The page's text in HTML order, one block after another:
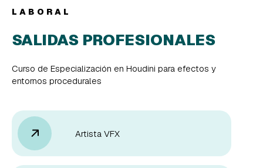
LABORAL
SALIDAS PROFESIONALES
Curso de Especialización en Houdini para efectos y
entornos procedurales
Artista VFX